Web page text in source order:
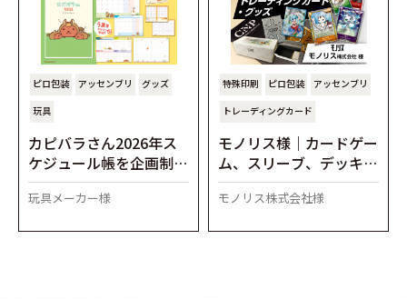
ピロ包装 アッセンブリ
グッズ
玩具
カピバラさん2026年ス
ケジュール帳を企画制作
しました
玩具メーカー様
特殊印刷 ピロ包装
アッセンブリ
トレーディングカード
モノリス様｜カードゲー
ム、スリーブ、デッキケ
ース、プレイマット製造
モノリス株式会社様